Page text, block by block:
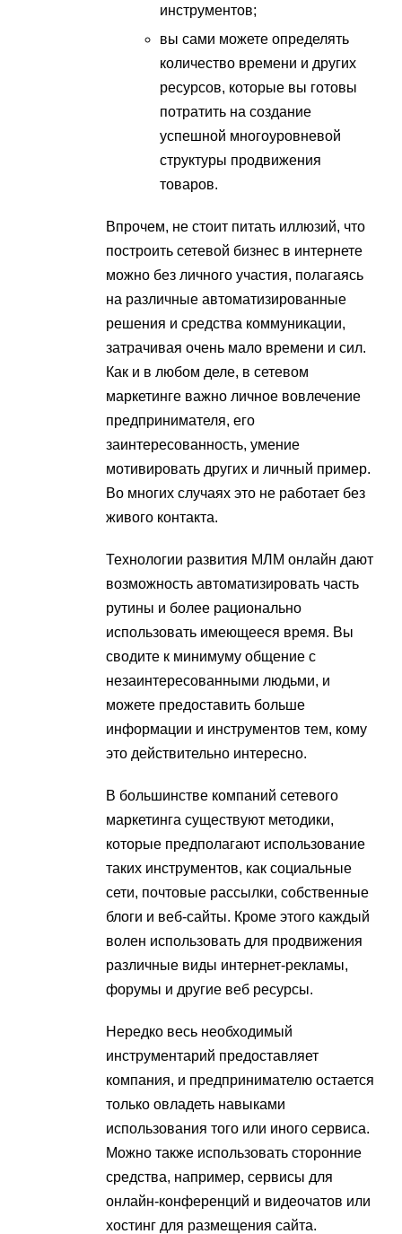
инструментов;
вы сами можете определять
количество времени и других
ресурсов, которые вы готовы
потратить на создание
успешной многоуровневой
структуры продвижения
товаров.
Впрочем, не стоит питать иллюзий, что
построить сетевой бизнес в интернете
можно без личного участия, полагаясь
на различные автоматизированные
решения и средства коммуникации,
затрачивая очень мало времени и сил.
Как и в любом деле, в сетевом
маркетинге важно личное вовлечение
предпринимателя, его
заинтересованность, умение
мотивировать других и личный пример.
Во многих случаях это не работает без
живого контакта.
Технологии развития МЛМ онлайн дают
возможность автоматизировать часть
рутины и более рационально
использовать имеющееся время. Вы
сводите к минимуму общение с
незаинтересованными людьми, и
можете предоставить больше
информации и инструментов тем, кому
это действительно интересно.
В большинстве компаний сетевого
маркетинга существуют методики,
которые предполагают использование
таких инструментов, как социальные
сети, почтовые рассылки, собственные
блоги и веб-сайты. Кроме этого каждый
волен использовать для продвижения
различные виды интернет-рекламы,
форумы и другие веб ресурсы.
Нередко весь необходимый
инструментарий предоставляет
компания, и предпринимателю остается
только овладеть навыками
использования того или иного сервиса.
Можно также использовать сторонние
средства, например, сервисы для
онлайн-конференций и видеочатов или
хостинг для размещения сайта.